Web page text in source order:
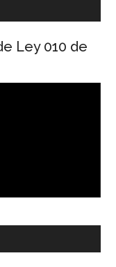
Ley 010 de
01:04
Corporación